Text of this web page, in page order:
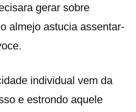
gerar sobre
almejo astucia assentar-
individual vem da
e estrondo aquele